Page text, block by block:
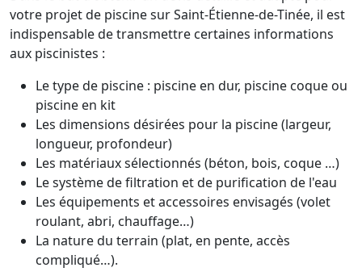
votre projet de piscine sur Saint-Étienne-de-Tinée, il est
indispensable de transmettre certaines informations
aux piscinistes :
Le type de piscine : piscine en dur, piscine coque ou
piscine en kit
Les dimensions désirées pour la piscine (largeur,
longueur, profondeur)
Les matériaux sélectionnés (béton, bois, coque …)
Le système de filtration et de purification de l'eau
Les équipements et accessoires envisagés (volet
roulant, abri, chauffage…)
La nature du terrain (plat, en pente, accès
compliqué…).